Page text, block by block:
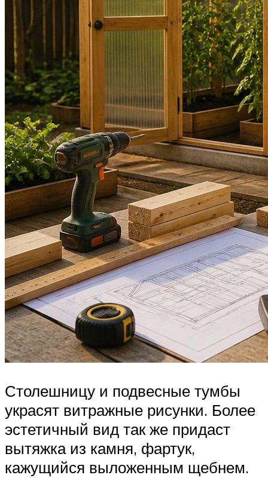
Столешницу и подвесные тумбы
украсят витражные рисунки. Более
эстетичный вид так же придаст
вытяжка из камня, фартук,
кажущийся выложенным щебнем.